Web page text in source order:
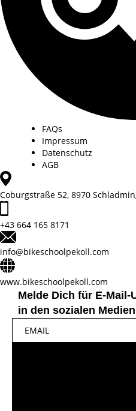
FAQs
Impressum
Datenschutz
AGB
Coburgstraße 52, 8970
+43 664 165 8171
info@bikeschoolpekoll.com
www.bikeschoolpekoll.com
Melde Dich für E-
in den sozialen Medien